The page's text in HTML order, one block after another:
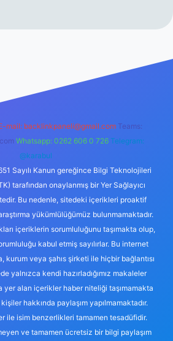
mail: backlinkpaneli@gmail.com Teams:
Whatsapp: 0262 606 0 726 Telegram:
@karabul
Sayılı Kanun gereğince Bilgi Teknolojileri
tarafından onaylanmış bir Yer Sağlayıcı
Bu nedenle, sitedeki içerikleri proaktif
yükümlülüğümüz bulunmamaktadır.
içeriklerin sorumluluğunu taşımakta olup,
kabul etmiş sayılırlar. Bu internet
kurum veya şahıs şirketi ile hiçbir bağlantısı
yalnızca kendi hazırladığımız makaleler
yer alan içerikler haber niteliği taşımamakta
hakkında paylaşım yapılmamaktadır.
ile isim benzerlikleri tamamen tesadüfidir.
ve tamamen ücretsiz bir bilgi paylaşım